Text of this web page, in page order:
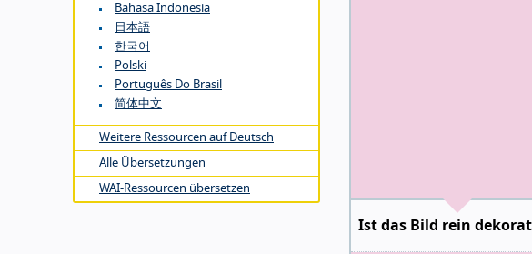
Bahasa Indonesia
日本語
한국어
Polski
Português Do Brasil
简体中文
Weitere Ressourcen auf Deutsch
Alle Übersetzungen
WAI-Ressourcen übersetzen
Ist das Bild rein